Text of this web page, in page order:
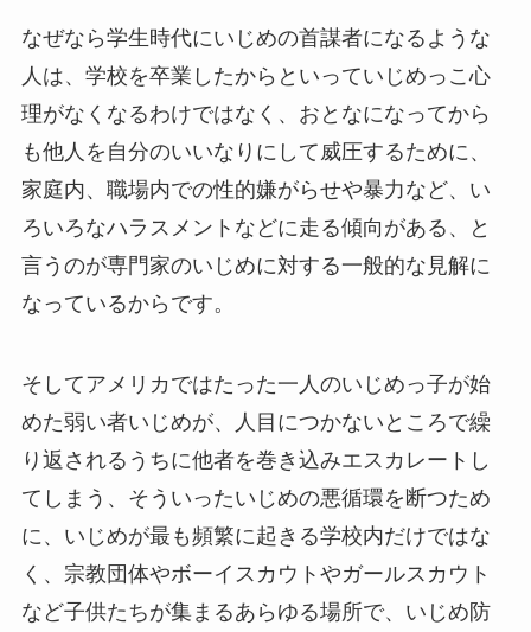
なぜなら学生時代にいじめの首謀者になるような
人は、学校を卒業したからといっていじめっこ心
理がなくなるわけではなく、おとなになってから
も他人を自分のいいなりにして威圧するために、
家庭内、職場内での性的嫌がらせや暴力など、い
ろいろなハラスメントなどに走る傾向がある、と
言うのが専門家のいじめに対する一般的な見解に
なっているからです。
そしてアメリカではたった一人のいじめっ子が始
めた弱い者いじめが、人目につかないところで繰
り返されるうちに他者を巻き込みエスカレートし
てしまう、そういったいじめの悪循環を断つため
に、いじめが最も頻繁に起きる学校内だけではな
く、宗教団体やボーイスカウトやガールスカウト
など子供たちが集まるあらゆる場所で、いじめ防